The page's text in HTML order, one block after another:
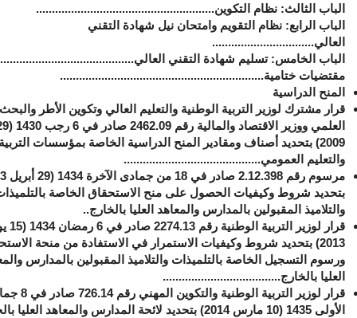
الباب الثالث: ‏نظام التكوين........................................................
الباب الرابع: ‏نظام التقويم وامتحان نيل شهادة التقني
العالي................................
الباب الخامس: ‏تسليم شهادة التقني
مقتضيات ختامية................................................................
المنح الدراسية
قرار مشترك لوزير التربية الوطنية والتعليم العالي وتكوين الأطر والبحث
2009) بتحديد أصناف ومقادير المنح الدراسية الخاصة بمؤسسات
والتعليم العمومي...........................................
بتحديد شروط وكيفيات الحصول على منح الاستحقاق الخاصة
والتلاميذ المقبولين بالمدارس والمعاهد العليا بالخارج..
قرار لوزير
2013) بتحديد شروط وكيفيات الاستمرار في الاستفادة من منحة
ورسوم التسجيل الخاصة بالتلميذات والتلاميذ المقبولين بالمدارس
العليا بالخارج.....................................
قرار لوزير التربية الوطنية
الأولى 1435 (10 مارس 2014) بتحديد لائحة المدارس والمعاهد العليا